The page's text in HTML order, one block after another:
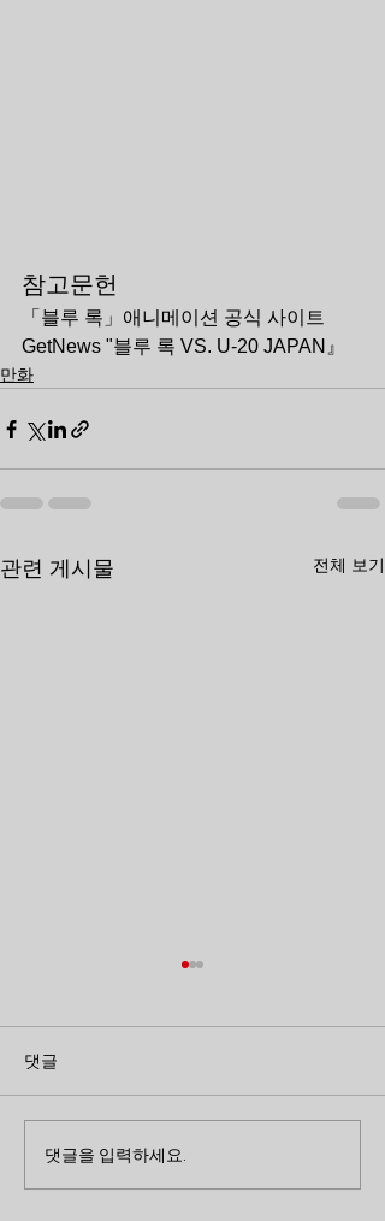
참고문헌
「블루 록」애니메이션 공식 사이트
GetNews "블루 록 VS. U-20 JAPAN』
만화
관련 게시물 전체 보기
했던 것들: <장송의 프리
아본 소중한 사람과 지나간 시
간의 의미. 곁에 있을 때 놓치
댓글
댓글을 입력하세요.